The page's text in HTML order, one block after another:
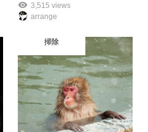
3,515 views
arrange
掃除